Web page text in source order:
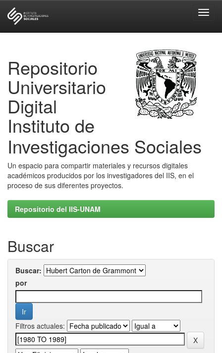
Repositorio
Universitario
Digital
Instituto de
Investigaciones Sociales
Un espacio para compartir materiales y recursos digitales
académicos producidos por los investigadores del IIS, en el
proceso de sus diferentes proyectos.
Repositorio del IIS-UNAM
Buscar
Buscar:
por
Filtros actuales: